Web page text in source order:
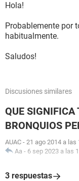
Hola!
Probablemente por
habitualmente.
Saludos!
Discusiones similares
QUE SIGNIFICA
BRONQUIOS
AUAC - 21 ago 2014 a las
Aa - 6 sep 2023 a las
3 respuestas